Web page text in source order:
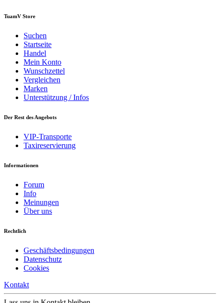
TuamV Store
Suchen
Startseite
Handel
Mein Konto
Wunschzettel
Vergleichen
Marken
Unterstützung / Infos
Der Rest des Angebots
VIP-Transporte
Taxireservierung
Informationen
Forum
Info
Meinungen
Über uns
Rechtlich
Geschäftsbedingungen
Datenschutz
Cookies
Kontakt